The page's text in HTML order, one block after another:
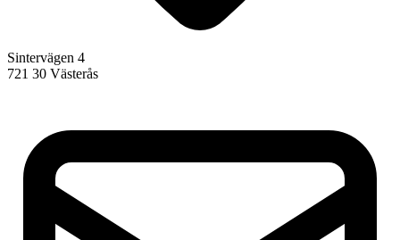
Sintervägen 4
721 30 Västerås